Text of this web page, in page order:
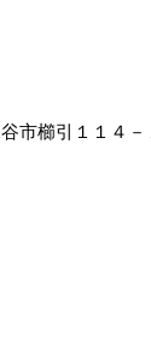
市櫛引１１４－